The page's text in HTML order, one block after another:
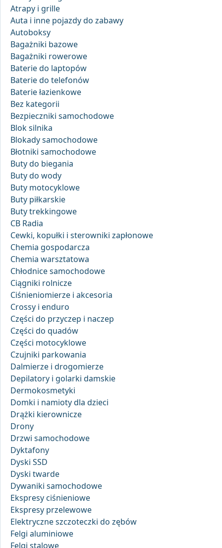
Atrapy i grille
Auta i inne pojazdy do zabawy
Autoboksy
Bagażniki bazowe
Bagażniki rowerowe
Baterie do laptopów
Baterie do telefonów
Baterie łazienkowe
Bez kategorii
Bezpieczniki samochodowe
Blok silnika
Blokady samochodowe
Błotniki samochodowe
Buty do biegania
Buty do wody
Buty motocyklowe
Buty piłkarskie
Buty trekkingowe
CB Radia
Cewki, kopułki i sterowniki zapłonowe
Chemia gospodarcza
Chemia warsztatowa
Chłodnice samochodowe
Ciągniki rolnicze
Ciśnieniomierze i akcesoria
Crossy i enduro
Części do przyczep i naczep
Części do quadów
Części motocyklowe
Czujniki parkowania
Dalmierze i drogomierze
Depilatory i golarki damskie
Dermokosmetyki
Domki i namioty dla dzieci
Drążki kierownicze
Drony
Drzwi samochodowe
Dyktafony
Dyski SSD
Dyski twarde
Dywaniki samochodowe
Ekspresy ciśnieniowe
Ekspresy przelewowe
Elektryczne szczoteczki do zębów
Felgi aluminiowe
Felgi stalowe